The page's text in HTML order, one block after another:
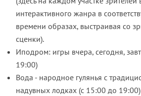
интерактивного жанра в
времени образах, выстраивая со
сценки).
Иподром: игры вчера, сегодня,
19:00)
Вода - народное гулянья с
надувных лодках (с 15:00 до 19:00)